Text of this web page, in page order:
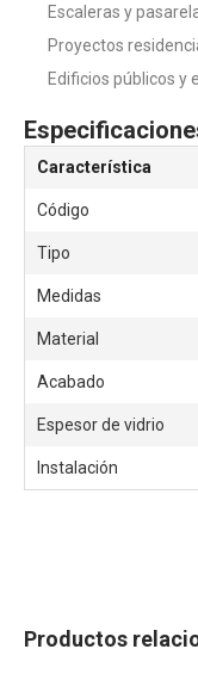
Escaleras y
Proyectos
Edificios públicos y
Característica
Código
Tipo
Medidas
Material
Acabado
Espesor de vidrio
Instalación
Productos